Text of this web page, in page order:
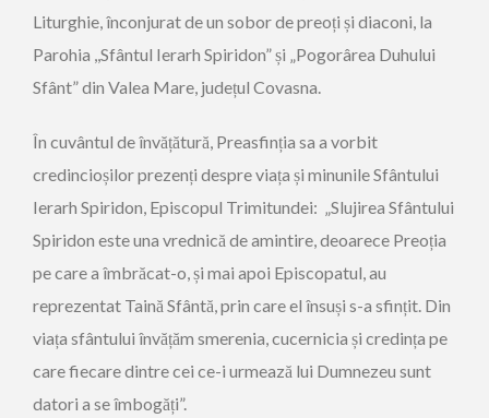
Liturghie, înconjurat de un sobor de preoți și diaconi, la
Parohia ,,Sfântul Ierarh Spiridon” și „Pogorârea Duhului
Sfânt” din Valea Mare, județul Covasna.
În cuvântul de învățătură, Preasfinția sa a vorbit
credincioșilor prezenți despre viața și minunile Sfântului
Ierarh Spiridon, Episcopul Trimitundei: „Slujirea Sfântului
Spiridon este una vrednică de amintire, deoarece Preoția
pe care a îmbrăcat-o, și mai apoi Episcopatul, au
reprezentat Taină Sfântă, prin care el însuși s-a sfințit. Din
viața sfântului învățăm smerenia, cucernicia și credința pe
care fiecare dintre cei ce-i urmează lui Dumnezeu sunt
datori a se îmbogăți”.